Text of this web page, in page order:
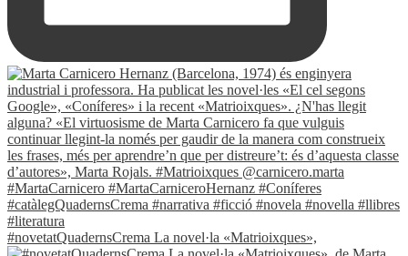
#novetatQuadernsCrema La novel·la «Matrioixques»,